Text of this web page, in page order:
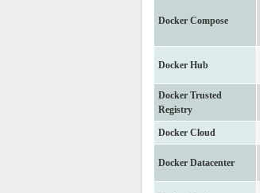
Docker Compose
Docker Hub
Docker Trusted
Registry
Docker Cloud
Docker Datacenter